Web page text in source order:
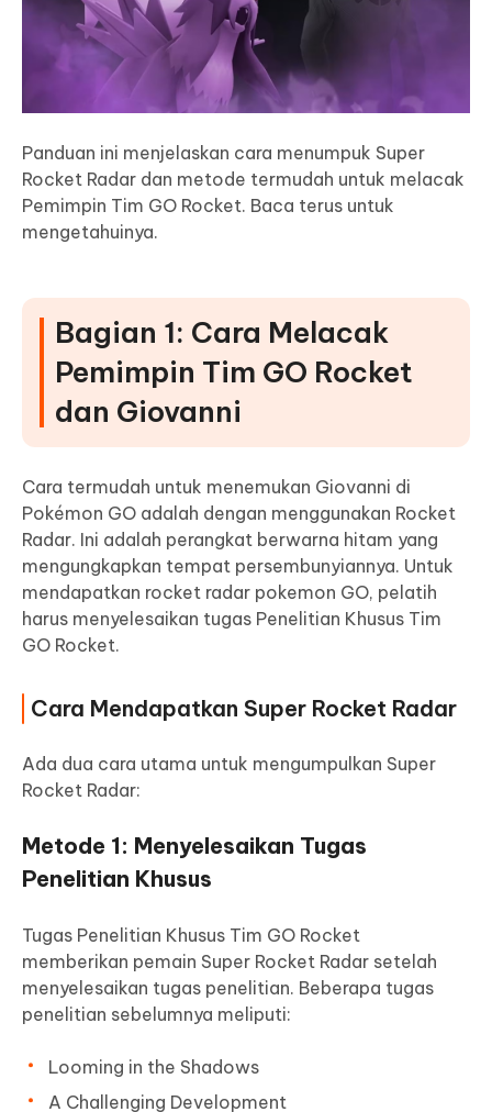
Panduan ini menjelaskan cara menumpuk Super
Rocket Radar dan metode termudah untuk melacak
Pemimpin Tim GO Rocket. Baca terus untuk
mengetahuinya.
Bagian 1: Cara Melacak
Pemimpin Tim GO Rocket
dan Giovanni
Cara termudah untuk menemukan Giovanni di
Pokémon GO adalah dengan menggunakan Rocket
Radar. Ini adalah perangkat berwarna hitam yang
mengungkapkan tempat persembunyiannya. Untuk
mendapatkan rocket radar pokemon GO, pelatih
harus menyelesaikan tugas Penelitian Khusus Tim
GO Rocket.
Cara Mendapatkan Super Rocket Radar
Ada dua cara utama untuk mengumpulkan Super
Rocket Radar:
Metode 1: Menyelesaikan Tugas
Penelitian Khusus
Tugas Penelitian Khusus Tim GO Rocket
memberikan pemain Super Rocket Radar setelah
menyelesaikan tugas penelitian. Beberapa tugas
penelitian sebelumnya meliputi:
Looming in the Shadows
A Challenging Development